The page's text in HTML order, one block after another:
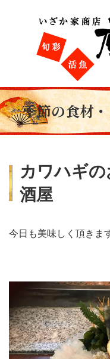
季節の食材
カワハギ
酒屋
今日も美味しく頂きま